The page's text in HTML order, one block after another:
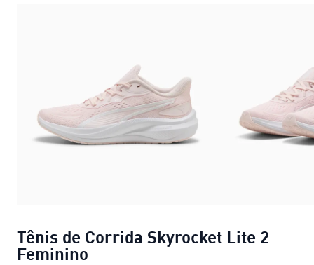
Tênis de Corrida Skyrocket Lite 2
Feminino